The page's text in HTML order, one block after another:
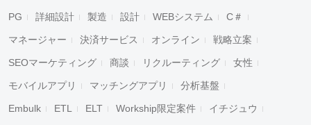
PG 詳細設計 製造 設計 WEBシステム C＃
マネージャー 決済サービス オンライン 戦略立案
SEOマーケティング 商談 リクルーティング 女性
モバイルアプリ マッチングアプリ 分析基盤
Embulk ETL ELT Workship限定案件 イチジュウ